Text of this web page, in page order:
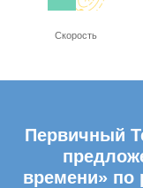
Скорость
Первичный
времени» по